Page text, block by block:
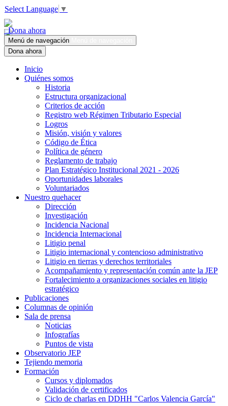
Select Language ▼
Dona ahora
Menú de navegación
Dona ahora
Inicio
Quiénes somos
Historia
Estructura organizacional
Criterios de acción
Registro web Régimen Tributario Especial
Logros
Misión, visión y valores
Código de Ética
Política de género
Reglamento de trabajo
Plan Estratégico Institucional 2021 - 2026
Oportunidades laborales
Voluntariados
Nuestro quehacer
Dirección
Investigación
Incidencia Nacional
Incidencia Internacional
Litigio penal
Litigio internacional y contencioso administrativo
Litigio en tierras y derechos territoriales
Acompañamiento y representación común ante la JEP
Fortalecimiento a organizaciones sociales en litigio
estratégico
Publicaciones
Columnas de opinión
Sala de prensa
Noticias
Infografías
Puntos de vista
Observatorio JEP
Tejiendo memoria
Formación
Cursos y diplomados
Validación de certificados
Ciclo de charlas en DDHH "Carlos Valencia García"